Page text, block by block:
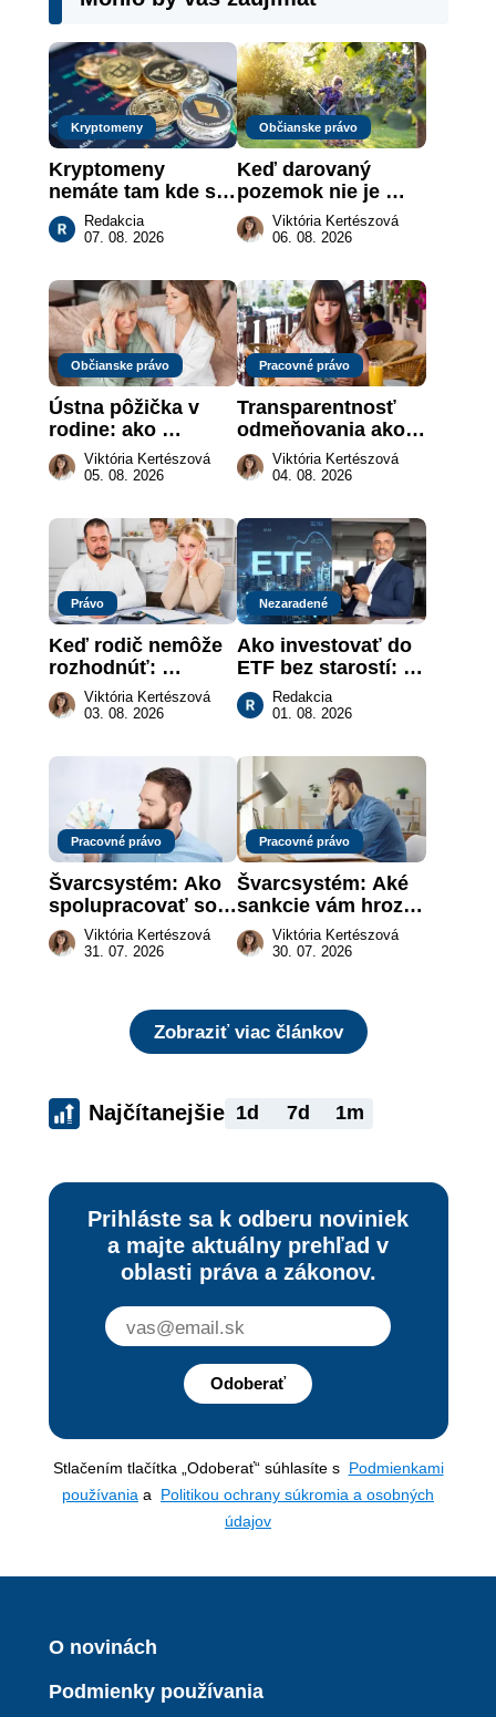
Kryptomeny
Kryptomeny
nemáte tam kde si
myslíte: Viete, kde
sa naozaj
Redakcia
07. 08. 2026
Občianske právo
Keď darovaný
pozemok nie je
„hotová vec“: kedy
môže darca žiadať
Viktória Kertészová
06. 08. 2026
Občianske právo
Ústna pôžička v
rodine: ako
vymôcť peniaze,
keď na papieri nie
Viktória Kertészová
05. 08. 2026
Pracovné právo
Transparentnosť
odmeňovania ako
právna povinnosť:
revolúcia na
práce
Viktória Kertészová
04. 08. 2026
Právo
Keď rodič nemôže
rozhodnúť:
nahradenie prejavu
vôle súdom v
Viktória Kertészová
03. 08. 2026
Nezaradené
Ako investovať do
ETF bez starostí:
Investičné plány,
ktoré urobia prácu
Redakcia
01. 08. 2026
Pracovné právo
Švarcsystém: Ako
spolupracovať so
živnostníkom
legálne a bez
Viktória Kertészová
31. 07. 2026
Pracovné právo
Švarcsystém: Aké
sankcie vám hrozia
a prečo nestačí
zaplatiť pokutu?
Viktória Kertészová
30. 07. 2026
Zobraziť viac článkov
Najčítanejšie 1d 7d 1m
Prihláste sa k odberu noviniek
a majte aktuálny prehľad v
oblasti práva a zákonov.
Odoberať
Stlačením tlačítka „Odoberať“ súhlasíte s Podmienkami
používania a Politikou ochrany súkromia a osobných
údajov
O novinách
Podmienky používania